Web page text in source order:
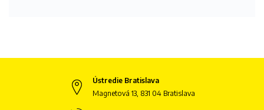
Ústredie Bratislava
Magnetová 13, 831 04 Bratislava